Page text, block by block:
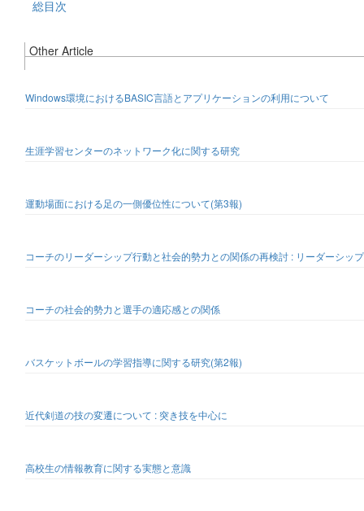
総目次
Other Article
Windows環境におけるBASIC言語とアプリケーションの利用について
生涯学習センターのネットワーク化に関する研究
運動場面における足の一側優位性について(第3報)
コーチのリーダーシップ行動と社会的勢力との関係の再検討 : リーダーシッ
コーチの社会的勢力と選手の適応感との関係
バスケットボールの学習指導に関する研究(第2報)
近代剣道の技の変遷について : 突き技を中心に
高校生の情報教育に関する実態と意識